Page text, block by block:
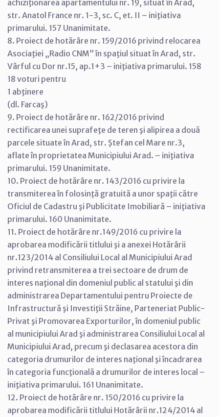
achiziţionarea apartamentului nr. 19, situat în Arad,
str. Anatol France nr. 1-3, sc. C, et. II – iniţiativa
primarului. 157 Unanimitate.
8. Proiect de hotărâre nr. 159/2016 privind relocarea
Asociaţiei „Radio CNM” în spaţiul situat în Arad, str.
Vârful cu Dor nr.15, ap.1+3 – iniţiativa primarului. 158
18 voturi pentru
1 abţinere
(dl. Farcaş)
9. Proiect de hotărâre nr. 162/2016 privind
rectificarea unei suprafeţe de teren şi alipirea a două
parcele situate în Arad, str. Ştefan cel Mare nr.3,
aflate în proprietatea Municipiului Arad. – iniţiativa
primarului. 159 Unanimitate.
10. Proiect de hotărâre nr. 143/2016 cu privire la
transmiterea în folosinţă gratuită a unor spaţii către
Oficiul de Cadastru şi Publicitate Imobiliară – iniţiativa
primarului. 160 Unanimitate.
11. Proiect de hotărâre nr.149/2016 cu privire la
aprobarea modificării titlului şi a anexei Hotărârii
nr.123/2014 al Consiliului Local al Municipiului Arad
privind retransmiterea a trei sectoare de drum de
interes naţional din domeniul public al statului şi din
administrarea Departamentului pentru Proiecte de
Infrastructură şi Investiţii Străine, Parteneriat Public-
Privat şi Promovarea Exporturilor, în domeniul public
al municipiului Arad şi administrarea Consiliului Local al
Municipiului Arad, precum şi declasarea acestora din
categoria drumurilor de interes naţional şi încadrarea
în categoria funcţională a drumurilor de interes local –
iniţiativa primarului. 161 Unanimitate.
12. Proiect de hotărâre nr. 150/2016 cu privire la
aprobarea modificării titlului Hotărârii nr.124/2014 al